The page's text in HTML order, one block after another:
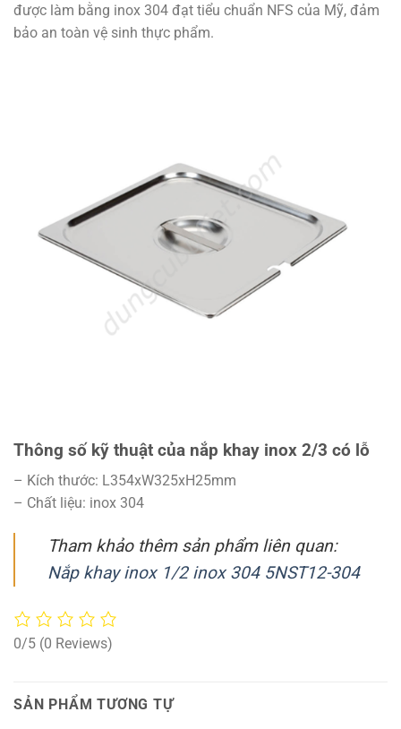
được làm bằng inox 304 đạt tiểu chuẩn NFS của Mỹ, đảm
bảo an toàn vệ sinh thực phẩm.
Thông số kỹ thuật của nắp khay inox 2/3 có lỗ
– Kích thước: L354xW325xH25mm
– Chất liệu: inox 304
Tham khảo thêm sản phẩm liên quan:
Nắp khay inox 1/2 inox 304 5NST12-304
0/5 (0 Reviews)
SẢN PHẨM TƯƠNG TỰ